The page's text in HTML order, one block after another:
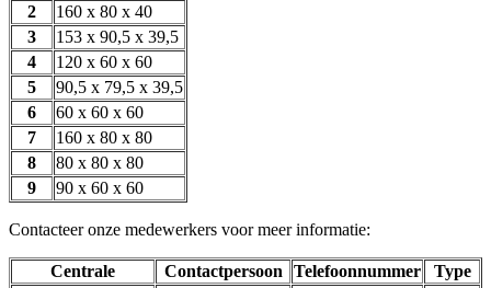
2
160 x 80 x 40
3
153 x 90,5 x 39,5
4
120 x 60 x 60
5
90,5 x 79,5 x 39,5
6
60 x 60 x 60
7
160 x 80 x 80
8
80 x 80 x 80
9
90 x 60 x 60
Contacteer onze medewerkers voor meer informatie:
Centrale Contactpersoon Telefoonnummer
Type